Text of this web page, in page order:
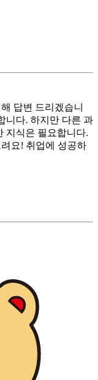
답변 드리겠습니
니다. 하지만 다른 과
지식은 필요합니다.
요! 취업에 성공하